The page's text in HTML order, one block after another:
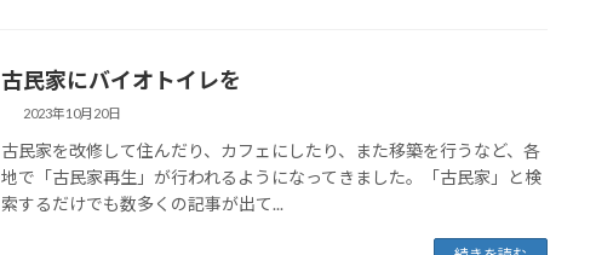
古民家にバイオトイレを
2023年10月20日
古民家を改修して住んだり、カフェにしたり、また移築を行うなど、各
地で「古民家再生」が行われるようになってきました。「古民家」と検
索するだけでも数多くの記事が出て...